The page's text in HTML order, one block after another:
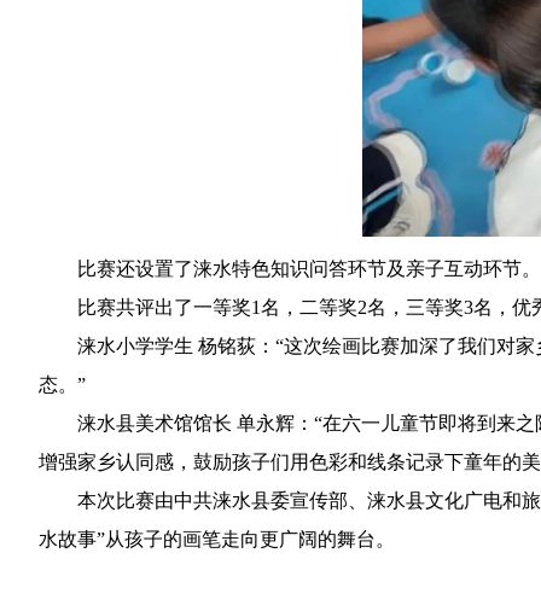
比赛还设置了涞水特色知识问答环节及亲子互动环节。
比赛共评出了一等奖1名，二等奖2名，三等奖3名，
涞水小学学生 杨铭荻： “这次绘画比赛加深了我们对
态。”
涞水县美术馆馆长 单永辉： “在六一儿童节即将到来
增强家乡认同感，鼓励孩子们用色彩和线条记录下童年的
本次比赛由中共涞水县委宣传部、涞水县文化广电和
水故事”从孩子的画笔走向更广阔的舞台。